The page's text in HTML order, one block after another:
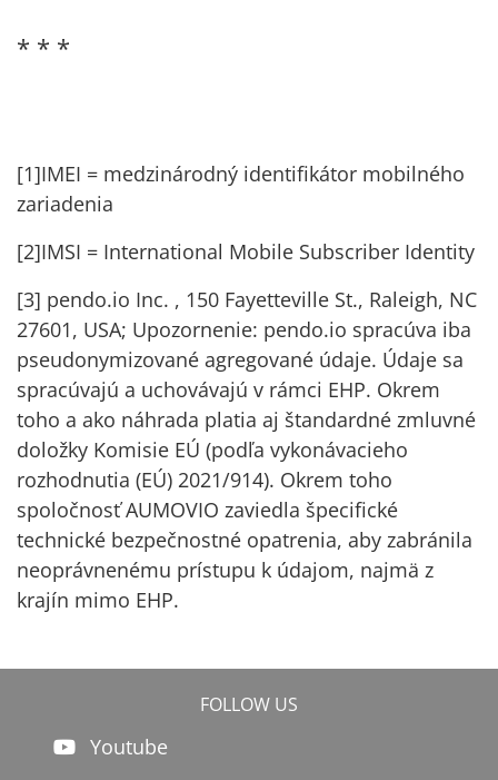
* * *
[1]IMEI = medzinárodný identifikátor mobilného
zariadenia
[2]IMSI = International Mobile Subscriber Identity
[3] pendo.io Inc. , 150 Fayetteville St., Raleigh, NC
27601, USA; Upozornenie: pendo.io spracúva iba
pseudonymizované agregované údaje. Údaje sa
spracúvajú a uchovávajú v rámci EHP. Okrem
toho a ako náhrada platia aj štandardné zmluvné
doložky Komisie EÚ (podľa vykonávacieho
rozhodnutia (EÚ) 2021/914). Okrem toho
spoločnosť AUMOVIO zaviedla špecifické
technické bezpečnostné opatrenia, aby zabránila
neoprávnenému prístupu k údajom, najmä z
krajín mimo EHP.
FOLLOW US
Youtube